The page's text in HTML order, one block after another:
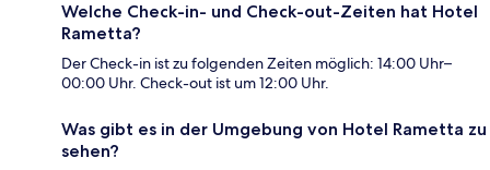
Welche Check-in- und Check-out-Zeiten hat Hotel
Rametta?
Der Check-in ist zu folgenden Zeiten möglich: 14:00 Uhr–
00:00 Uhr. Check-out ist um 12:00 Uhr.
Was gibt es in der Umgebung von Hotel Rametta zu
sehen?